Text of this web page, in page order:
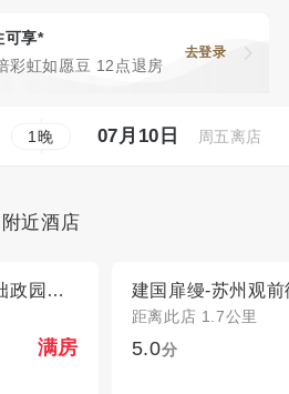
可享*
彩虹如愿豆 12点退房
去登录
1晚 07月10日 周五离店
附近酒店
如家商旅(金标)-苏州拙政园平江路店
满房
建国扉缦-苏州观
距离此店 1.7公里
5.0分